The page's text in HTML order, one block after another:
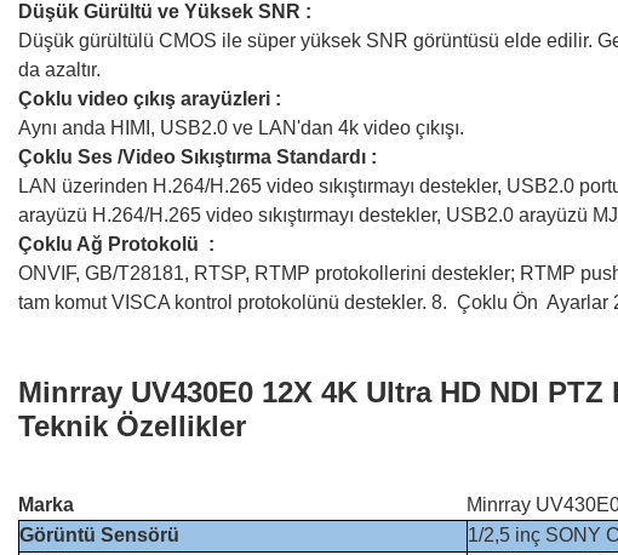
Düşük Gürültü ve Yüksek SNR :
Düşük gürültülü CMOS ile süper yüksek SNR görüntüsü elde edilir.
da azaltır.
Çoklu video çıkış arayüzleri :
Aynı anda HIMI, USB2.0 ve LAN'dan 4k video çıkışı.
Çoklu Ses /Video Sıkıştırma Standardı :
LAN üzerinden H.264/H.265 video sıkıştırmayı destekler, USB2.0
arayüzü H.264/H.265 video sıkıştırmayı destekler, USB2.0 arayüzü
Çoklu Ağ Protokolü :
ONVIF, GB/T28181, RTSP, RTMP protokollerini destekler; RTMP
tam komut VISCA kontrol protokolünü destekler. 8. Çoklu Ön
Minrray UV430E0 12X 4K Ultra HD NDI PTZ
Teknik Özellikler
Marka
Minrray
Görüntü Sensörü
1/2,5 inç SONY